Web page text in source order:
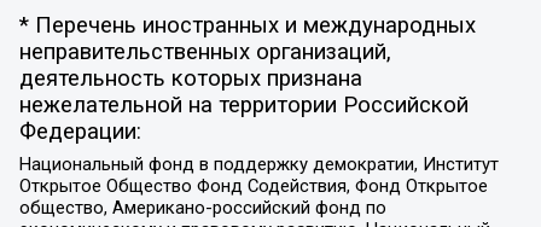
* Перечень иностранных и международных
неправительственных организаций,
деятельность которых признана
нежелательной на территории Российской
Федерации:
Национальный фонд в поддержку демократии, Институт
Открытое Общество Фонд Содействия, Фонд Открытое
общество, Американо-российский фонд по